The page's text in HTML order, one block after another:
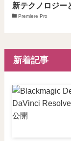
新テクノロジー
Premiere Pro
新着記事